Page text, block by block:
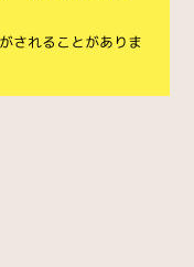
されることがありま